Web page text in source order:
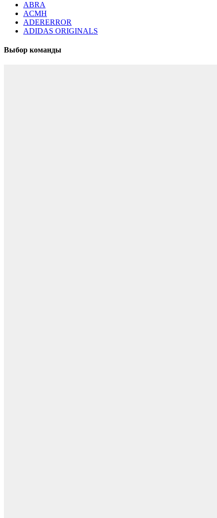
ABRA
ACMH
ADERERROR
ADIDAS ORIGINALS
Выбор команды